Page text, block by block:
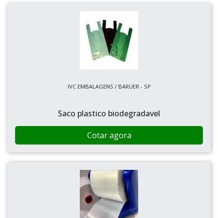
IVC EMBALAGENS / BARUER - SP
Saco plastico biodegradavel
Cotar agora